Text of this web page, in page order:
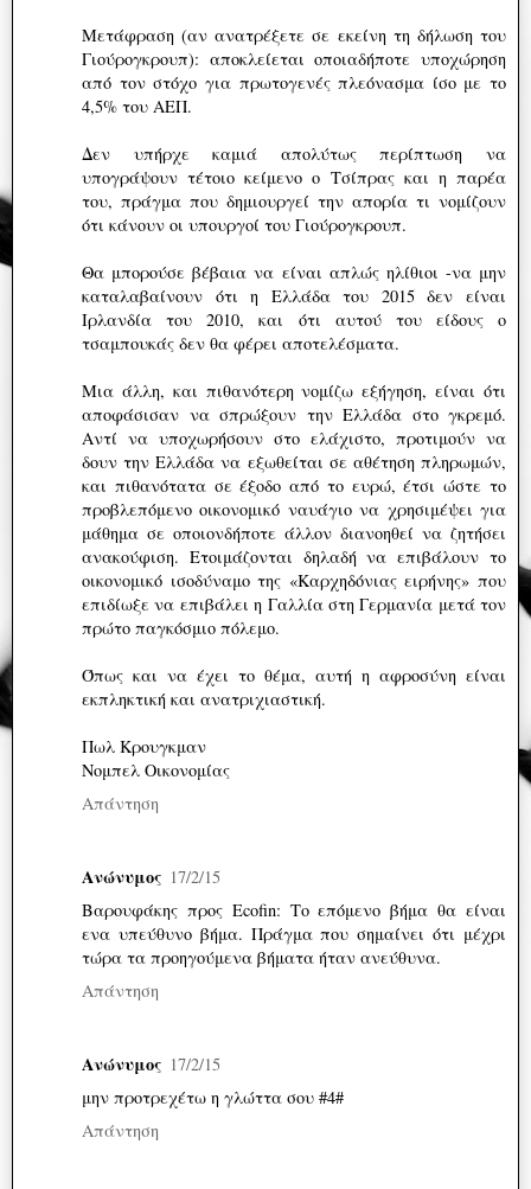
Μετάφραση (αν ανατρέξετε σε εκείνη τη δήλωση του
Γιούρογκρουπ): αποκλείεται οποιαδήποτε υποχώρηση
από τον στόχο για πρωτογενές πλεόνασμα ίσο με το
4,5% του ΑΕΠ.
Δεν υπήρχε καμιά απολύτως περίπτωση να
υπογράψουν τέτοιο κείμενο ο Τσίπρας και η παρέα
του, πράγμα που δημιουργεί την απορία τι νομίζουν
ότι κάνουν οι υπουργοί του Γιούρογκρουπ.
Θα μπορούσε βέβαια να είναι απλώς ηλίθιοι -να μην
καταλαβαίνουν ότι η Ελλάδα του 2015 δεν είναι
Ιρλανδία του 2010, και ότι αυτού του είδους ο
τσαμπουκάς δεν θα φέρει αποτελέσματα.
Μια άλλη, και πιθανότερη νομίζω εξήγηση, είναι ότι
αποφάσισαν να σπρώξουν την Ελλάδα στο γκρεμό.
Αντί να υποχωρήσουν στο ελάχιστο, προτιμούν να
δουν την Ελλάδα να εξωθείται σε αθέτηση πληρωμών,
και πιθανότατα σε έξοδο από το ευρώ, έτσι ώστε το
προβλεπόμενο οικονομικό ναυάγιο να χρησιμέψει για
μάθημα σε οποιονδήποτε άλλον διανοηθεί να ζητήσει
ανακούφιση. Ετοιμάζονται δηλαδή να επιβάλουν το
οικονομικό ισοδύναμο της «Καρχηδόνιας ειρήνης» που
επιδίωξε να επιβάλει η Γαλλία στη Γερμανία μετά τον
πρώτο παγκόσμιο πόλεμο.
Όπως και να έχει το θέμα, αυτή η αφροσύνη είναι
εκπληκτική και ανατριχιαστική.
Πωλ Κρουγκμαν
Νομπελ Οικονομίας
Απάντηση
Ανώνυμος 17/2/15
Βαρουφάκης προς Ecofin: Το επόμενο βήμα θα είναι
ενα υπεύθυνο βήμα. Πράγμα που σημαίνει ότι μέχρι
τώρα τα προηγούμενα βήματα ήταν ανεύθυνα.
Απάντηση
Ανώνυμος 17/2/15
μην προτρεχέτω η γλώττα σου #4#
Απάντηση